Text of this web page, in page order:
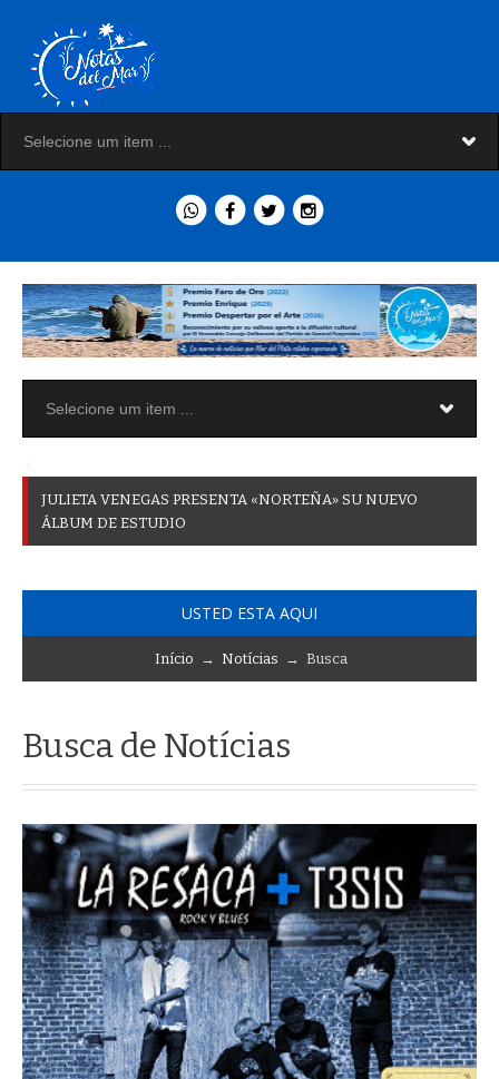
JULIETA VENEGAS PRESENTA «NORTEÑA» SU NUEVO
ÁLBUM DE ESTUDIO
USTED ESTA AQUI
Início → Notícias → Busca
Busca de Notícias